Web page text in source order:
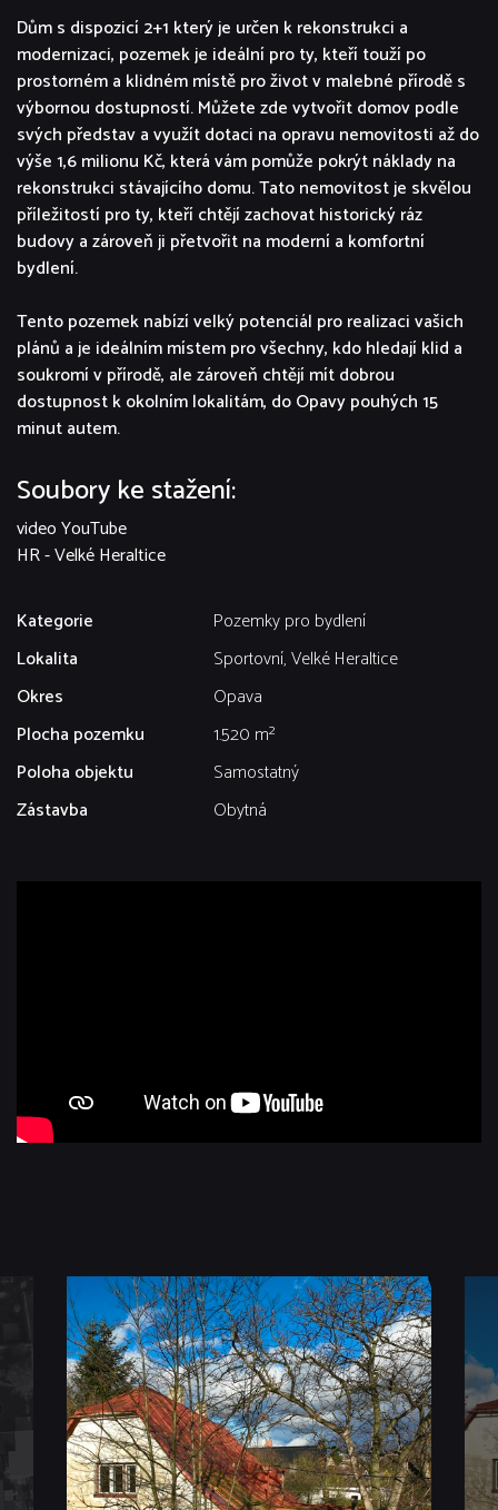
Dům s dispozicí 2+1 který je určen k rekonstrukci a
modernizaci, pozemek je ideální pro ty, kteří touží po
prostorném a klidném místě pro život v malebné přírodě s
výbornou dostupností. Můžete zde vytvořit domov podle
svých představ a využít dotaci na opravu nemovitosti až do
výše 1,6 milionu Kč, která vám pomůže pokrýt náklady na
rekonstrukci stávajícího domu. Tato nemovitost je skvělou
příležitostí pro ty, kteří chtějí zachovat historický ráz
budovy a zároveň ji přetvořit na moderní a komfortní
bydlení.
Tento pozemek nabízí velký potenciál pro realizaci vašich
plánů a je ideálním místem pro všechny, kdo hledají klid a
soukromí v přírodě, ale zároveň chtějí mít dobrou
dostupnost k okolním lokalitám, do Opavy pouhých 15
minut autem.
Soubory ke stažení:
video YouTube
HR - Velké Heraltice
Kategorie
Pozemky pro bydlení
Lokalita
Sportovní, Velké Heraltice
Okres
Opava
Plocha pozemku
1.520 m²
Poloha objektu
Samostatný
Zástavba
Obytná